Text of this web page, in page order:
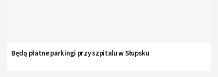
Będą płatne parkingi przy szpitalu w Słupsku